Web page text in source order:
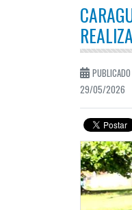
PUBLICADO
29/05/2026